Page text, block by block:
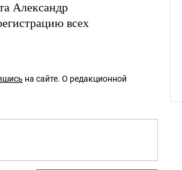
Александр
всех
на сайте. О редакционной